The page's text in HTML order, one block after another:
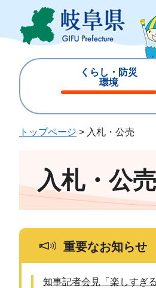
ジ
ュ
くらし・防災
環境
じ
トップページ > 入札・公売
入札・公売
重要なお知らせ
知事記者会見「楽しすぎ